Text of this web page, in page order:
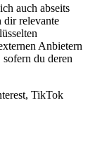
auch abseits
dir relevante
Anbietern
du deren
TikTok